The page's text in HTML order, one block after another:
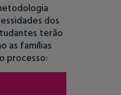
dos
terão
as famílias
processo: